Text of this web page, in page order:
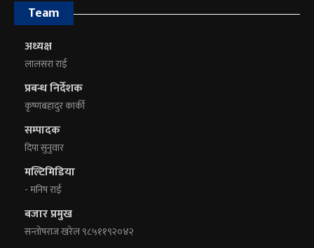
Team
अध्यक्ष
लालसरा राई
प्रबन्ध निर्देशक
कृष्णबहादुर कार्की
सम्पादक
दिपा सुनुवार
मल्टिमिडिया
- मनिष राई
बजार प्रमुख
सन्तोषराज खरेल ९८५११९२०४२